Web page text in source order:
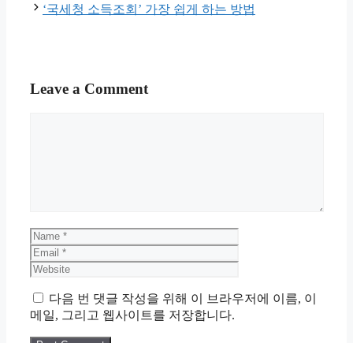
‘국세청 소득조회’ 가장 쉽게 하는 방법
Leave a Comment
Name
다음 번 댓글 작성을 위해 이 브라우저에 이름, 이
메일, 그리고 웹사이트를 저장합니다.